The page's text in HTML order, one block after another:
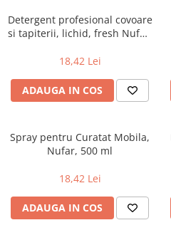
Detergent profesional covoare
si tapiterii, lichid, fresh Nufar,
18,42 Lei
ADAUGA IN COS
Spray pentru Curatat Mobila,
Nufar, 500 ml
18,42 Lei
ADAUGA IN COS